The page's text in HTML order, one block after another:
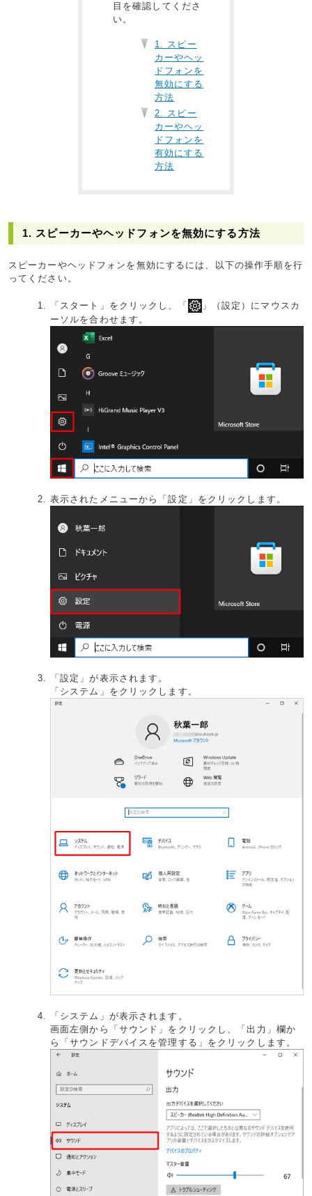
目を確認してくださ
い。
1. スピー
カーやヘッ
ドフォンを
無効にする
方法
2. スピー
カーやヘッ
ドフォンを
有効にする
方法
1. スピーカーやヘッドフォンを無効にする方法
スピーカーやヘッドフォンを無効にするには、以下の操作手順を行
ってください。
「スタート」をクリックし、「
」（設定）にマウスカ
ーソルを合わせます。
表示されたメニューから「設定」をクリックします。
「設定」が表示されます。
「システム」をクリックします。
「システム」が表示されます。
画面左側から「サウンド」をクリックし、「出力」欄か
ら「サウンドデバイスを管理する」をクリックします。